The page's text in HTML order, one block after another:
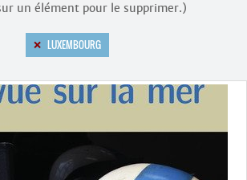
un élément pour le supprimer.)
LUXEMBOURG